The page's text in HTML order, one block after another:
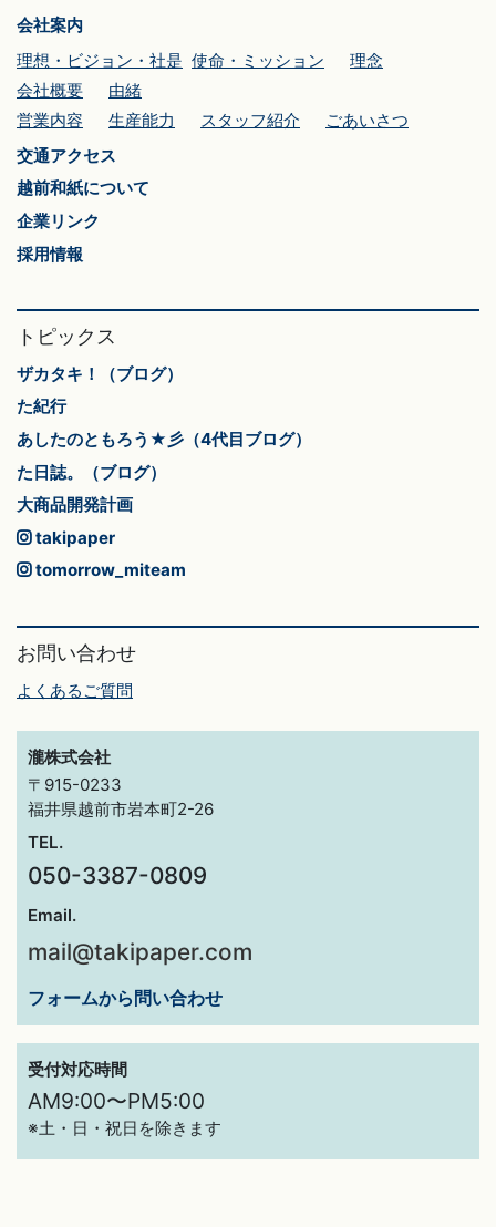
会社案内
理想・ビジョン・社是 使命・ミッション
理念
会社概要
由緒
営業内容
生産能力 スタッフ紹介
ごあいさつ
交通アクセス
越前和紙について
企業リンク
採用情報
トピックス
ザカタキ！（ブログ）
た紀行
あしたのともろう★彡（4代目ブログ）
た日誌。（ブログ）
大商品開発計画
takipaper
tomorrow_miteam
お問い合わせ
よくあるご質問
瀧株式会社
〒915-0233
福井県越前市岩本町2-26
TEL.
050-3387-0809
Email.
mail@takipaper.com
フォームから問い合わせ
受付対応時間
AM9:00〜PM5:00
※土・日・祝日を除きます